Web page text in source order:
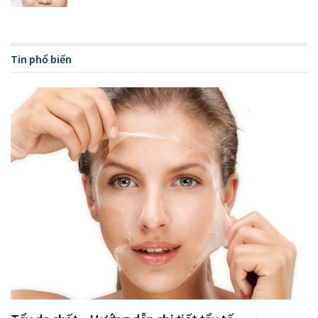
Review các dòng nước tẩy trang Nivea có tốt như lời
Chất hoạt động bề mặt
Chất hoạt động bề mặt (hay Surface-active agent) là một
loại chất mà các phân tử của nó có đặc tính gồm 1 đầu “ưa
nước” và một đầu ” ưa dầu”. Các bạn cứ tưởng tượng ra con
nòng nọc có cái đuôi thích ở với dầu và cái đầu thích nước.
Đặc tính này của “Chất hoạt động bề mặt” giúp nó là một
chất hoàn hảo để hoà tan nước với dầu bằng cách giảm “sự
căng thẳng” giữa nước và dầu giúp chúng chung sống hoà
thuận với nhau. Đặc biệt, “Chất hoạt động bề mặt” đóng vai
trò thiết yếu trong các sản phẩm tẩy rửa bởi với đặc tính
phân tử 2 đầu của nó. “
Đầu ưa dầu
” sẽ có tác dụng bám lấy
Tin phổ biến